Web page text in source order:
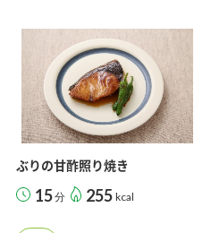
ぶりの甘酢照り焼き
15分 255 kcal